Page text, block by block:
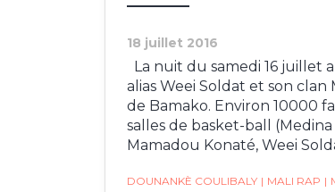
18 juillet 2016
La nuit du samedi 16 juillet
alias Weei Soldat et son
de Bamako. Environ 10000
salles de basket-ball
Mamadou Konaté, Weei
DOUNANKÈ COULIBALY | MALI RAP |